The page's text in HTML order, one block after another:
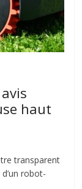
haut
transparent
robot-